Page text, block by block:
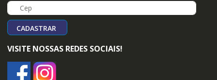
CADASTRAR
VISITE NOSSAS REDES SOCIAIS!